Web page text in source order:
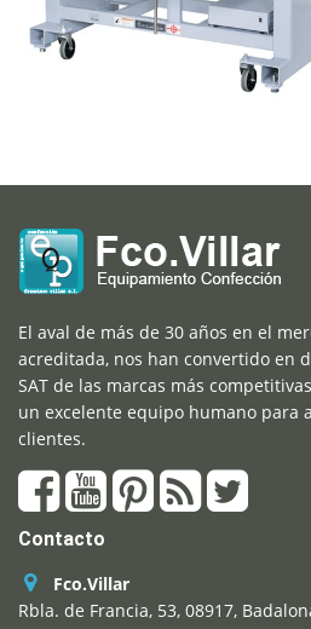
El aval de más de 30 años en el
acreditada, nos han convertido en
SAT de las marcas más
un excelente equipo humano para
clientes.
Contacto
Fco.Villar
Rbla. de Francia, 53, 08917,